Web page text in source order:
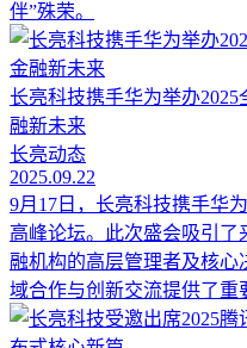
伴”殊荣。
长亮科技携手华为举办
融新未来
长亮动态
2025.09.22
9月17日，长亮科技携手华
高峰论坛。此次盛会吸引
融机构的高层管理者及核
域合作与创新交流提供了重